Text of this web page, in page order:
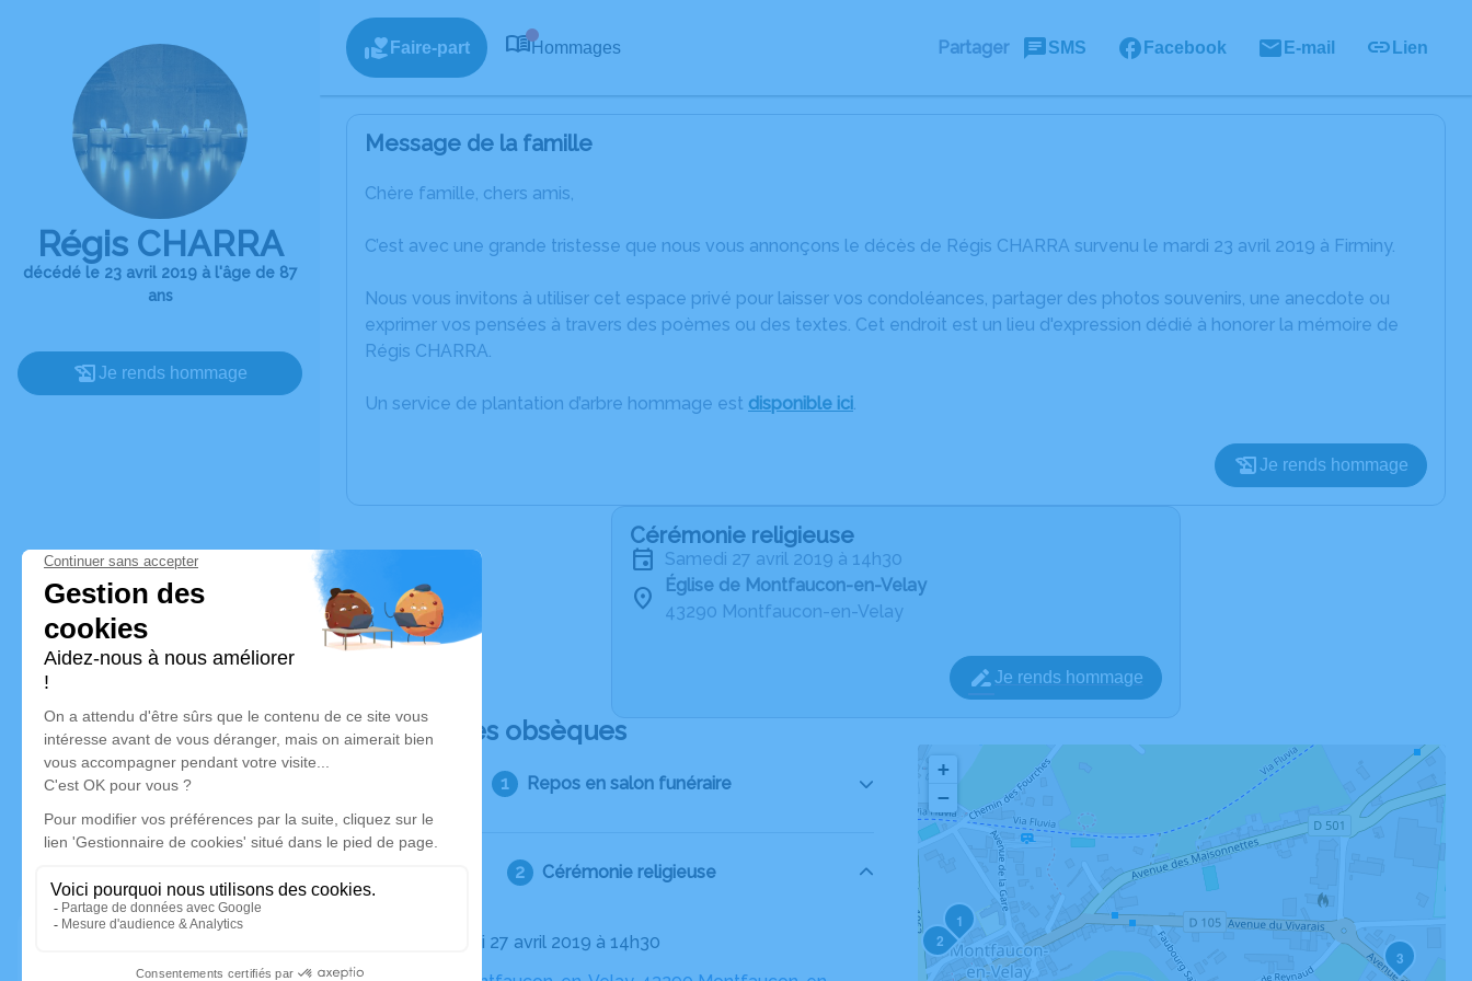
Régis CHARRA
décédé le 23 avril 2019 à l'âge de 87
ans
Je rends hommage
Faire-part Hommages Partager SMS Facebook E-mail Lien
Message de la famille
Chère famille, chers amis,
C’est avec une grande tristesse que nous vous annonçons le décès de Régis CHARRA survenu le mardi 23 avril 2019 à Firminy.
Nous vous invitons à utiliser cet espace privé pour laisser vos condoléances, partager des photos souvenirs, une anecdote ou
exprimer vos pensées à travers des poèmes ou des textes. Cet endroit est un lieu d'expression dédié à honorer la mémoire de
Régis CHARRA.
Un service de plantation d’arbre hommage est disponible ici.
Je rends hommage
Cérémonie religieuse
samedi 27 avril 2019 à 14h30
Église de Montfaucon-en-Velay
43290 Montfaucon-en-Velay
Je rends hommage
Déroulé des obsèques
Repos en salon funéraire
Cérémonie religieuse
Le samedi 27 avril 2019 à 14h30
1
2
3
+
−